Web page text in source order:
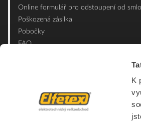
K
Online formulář pro odstoupení od
Poškozená zásilka
Pobočky
FAQ